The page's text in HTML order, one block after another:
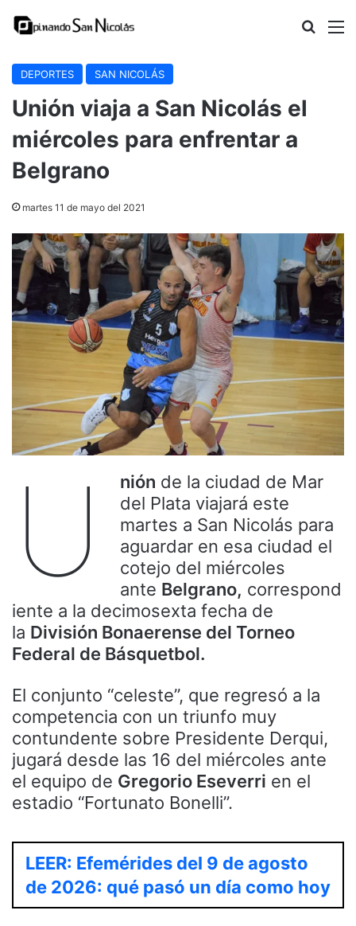
Buscar
DEPORTES SAN NICOLÁS
Unión viaja a San Nicolás el
miércoles para enfrentar a
Belgrano
martes 11 de mayo del 2021
U nión de la ciudad de Mar
del Plata viajará este
martes a San Nicolás para
aguardar en esa ciudad el
cotejo del miércoles
ante Belgrano, correspond
iente a la decimosexta fecha de
la División Bonaerense del Torneo
Federal de Básquetbol.
El conjunto “celeste”, que regresó a la
competencia con un triunfo muy
contundente sobre Presidente Derqui,
jugará desde las 16 del miércoles ante
el equipo de Gregorio Eseverri en el
estadio “Fortunato Bonelli”.
LEER: Efemérides del 9 de agosto
de 2026: qué pasó un día como hoy